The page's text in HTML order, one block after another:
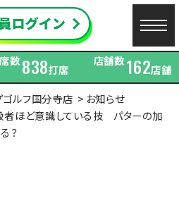
数838打席
店舗数162店舗
ゴルフ国分寺店
お知らせ
級者ほど意識している技 パターの加
？